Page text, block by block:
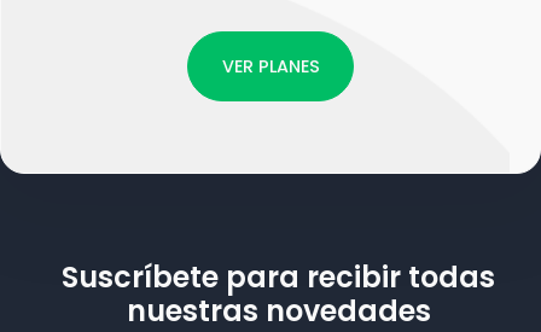
VER PLANES
Suscríbete para recibir todas
nuestras novedades